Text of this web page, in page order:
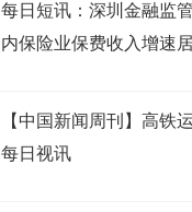
每日短讯：深圳金融监
内保险业保费收入增速
【中国新闻周刊】高铁
每日视讯